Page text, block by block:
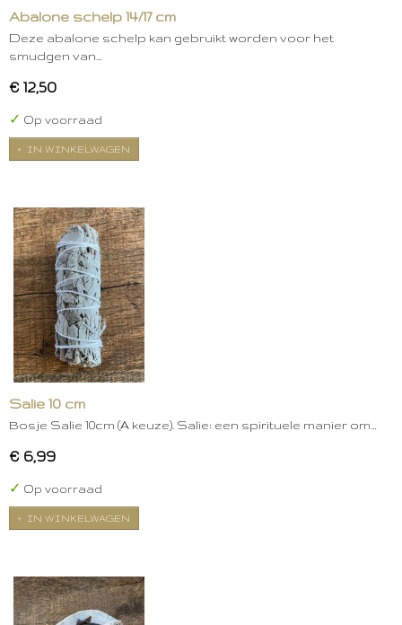
Abalone schelp 14/17 cm
Deze abalone schelp kan gebruikt worden voor het
smudgen van…
€ 12,50
✓ Op voorraad
IN WINKELWAGEN
Salie 10 cm
Bosje Salie 10cm (A keuze). Salie: een spirituele manier om…
€ 6,99
✓ Op voorraad
IN WINKELWAGEN